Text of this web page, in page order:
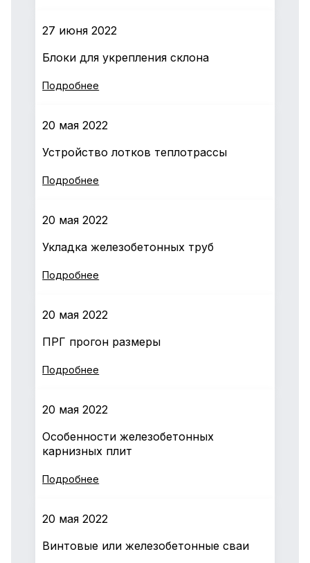
27 июня 2022
Блоки для укрепления склона
Подробнее
20 мая 2022
Устройство лотков теплотрассы
Подробнее
20 мая 2022
Укладка железобетонных труб
Подробнее
20 мая 2022
ПРГ прогон размеры
Подробнее
20 мая 2022
Особенности железобетонных
карнизных плит
Подробнее
20 мая 2022
Винтовые или железобетонные сваи